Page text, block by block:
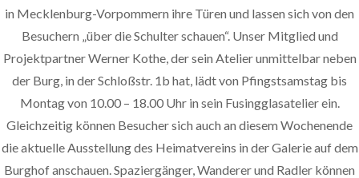
in Mecklenburg-Vorpommern ihre Türen und lassen sich von den
Besuchern „über die Schulter schauen“. Unser Mitglied und
Projektpartner Werner Kothe, der sein Atelier unmittelbar neben
der Burg, in der Schloßstr. 1b hat, lädt von Pfingstsamstag bis
Montag von 10.00 – 18.00 Uhr in sein Fusingglasatelier ein.
Gleichzeitig können Besucher sich auch an diesem Wochenende
die aktuelle Ausstellung des Heimatvereins in der Galerie auf dem
Burghof anschauen. Spaziergänger, Wanderer und Radler können